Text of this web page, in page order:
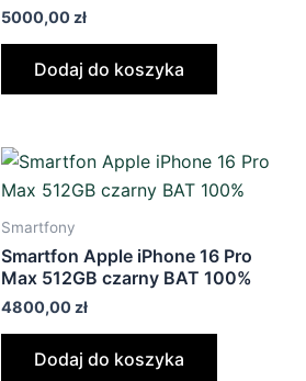
5000,00 zł
Dodaj do koszyka
Smartfony
Smartfon Apple iPhone 16 Pro
Max 512GB czarny BAT 100%
4800,00 zł
Dodaj do koszyka